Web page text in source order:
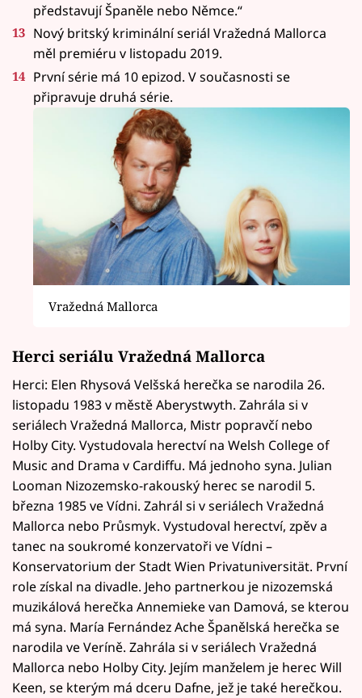
představují Španěle nebo Němce.“
Nový britský kriminální seriál Vražedná Mallorca
měl premiéru v listopadu 2019.
První série má 10 epizod. V současnosti se
připravuje druhá série.
Vražedná Mallorca
Herci seriálu Vražedná Mallorca
Herci: Elen Rhysová Velšská herečka se narodila 26.
listopadu 1983 v městě Aberystwyth. Zahrála si v
seriálech Vražedná Mallorca, Mistr popravčí nebo
Holby City. Vystudovala herectví na Welsh College of
Music and Drama v Cardiffu. Má jednoho syna. Julian
Looman Nizozemsko-rakouský herec se narodil 5.
března 1985 ve Vídni. Zahrál si v seriálech Vražedná
Mallorca nebo Průsmyk. Vystudoval herectví, zpěv a
tanec na soukromé konzervatoři ve Vídni –
Konservatorium der Stadt Wien Privatuniversität. První
role získal na divadle. Jeho partnerkou je nizozemská
muzikálová herečka Annemieke van Damová, se kterou
má syna. María Fernández Ache Španělská herečka se
narodila ve Veríně. Zahrála si v seriálech Vražedná
Mallorca nebo Holby City. Jejím manželem je herec Will
Keen, se kterým má dceru Dafne, jež je také herečkou.